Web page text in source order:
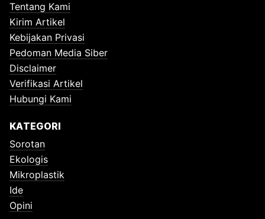
Tentang Kami
Kirim Artikel
Kebijakan Privasi
Pedoman Media Siber
Disclaimer
Verifikasi Artikel
Hubungi Kami
KATEGORI
Sorotan
Ekologis
Mikroplastik
Ide
Opini